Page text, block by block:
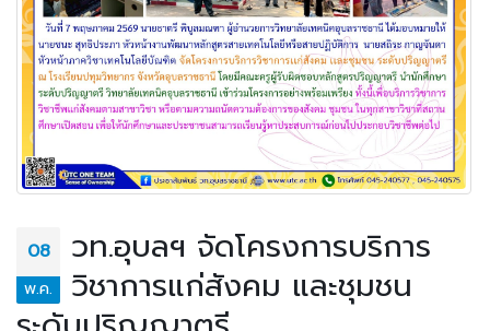
08
พ.ค.
วท.อุบลฯ จัดโครงการบริการ
วิชาการแก่สังคม และชุมชน